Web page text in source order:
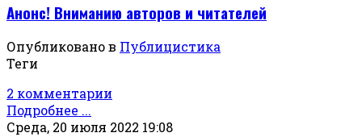
Анонс! Вниманию авторов и читателей
Опубликовано в Публицистика
Теги
2 комментарии
Подробнее ...
Среда, 20 июля 2022 19:08